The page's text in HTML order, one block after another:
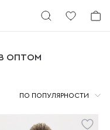
ОПТОМ
ПО ПОПУЛЯРНОСТИ